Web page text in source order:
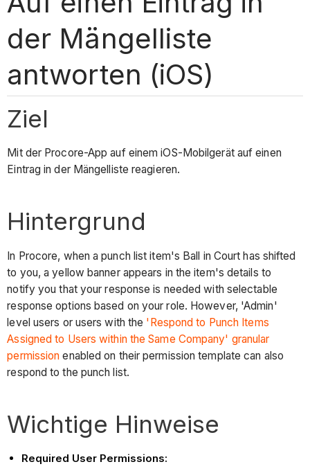
der Mängelliste
antworten (iOS)
Ziel
Mit der Procore-App auf einem iOS-Mobilgerät auf einen
Eintrag in der Mängelliste reagieren.
Hintergrund
In Procore, when a punch list item's Ball in Court has shifted
to you, a yellow banner appears in the item's details to
notify you that your response is needed with selectable
response options based on your role. However, 'Admin'
level users or users with the 'Respond to Punch Items
Assigned to Users within the Same Company' granular
permission enabled on their permission template can also
respond to the punch list.
Wichtige Hinweise
Required User Permissions: